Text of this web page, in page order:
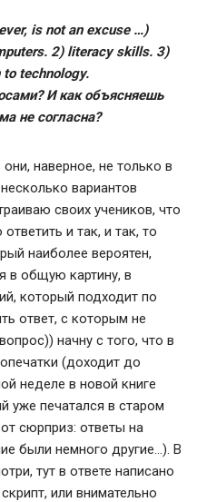
is not an excuse …)
2) literacy skills. 3)
technology.
И как объясняешь
не согласна?
наверное, не только в
вариантов
своих учеников, что
и так, и так, то
наиболее вероятен,
в общую картину, в
который подходит по
ответ, с которым не
начну с того, что в
(доходит до
неделе в новой книге
уже печатался в старом
сюрприз: ответы на
были немного другие…). В
тут в ответе написано
или внимательно